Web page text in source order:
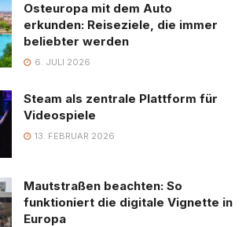
Osteuropa mit dem Auto
erkunden: Reiseziele, die immer
beliebter werden
6. JULI 2026
Steam als zentrale Plattform für
Videospiele
13. FEBRUAR 2026
Mautstraßen beachten: So
funktioniert die digitale Vignette in
Europa